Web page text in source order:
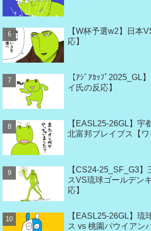
【W杯予選w2】日本
応】
【ｱｼﾞｱｶｯﾌﾟ2025_GL
イ氏の反応】
【EASL25-26GL】宇
北富邦ブレイブス【ワ
【CS24-25_SF_G3
スVS琉球ゴールデン
応】
【EASL25-26GL】琉
ス vs 桃園パウイアン